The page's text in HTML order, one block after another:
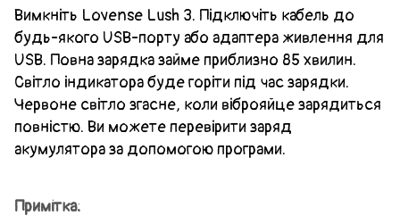
Вимкніть Lovense Lush 3. Підключіть кабель до
будь-якого USB-порту або адаптера живлення для
USB. Повна зарядка займе приблизно 85 хвилин.
Світло індикатора буде горіти під час зарядки.
Червоне світло згасне, коли віброяйце зарядиться
повністю. Ви можете перевірити заряд
акумулятора за допомогою програми.
Примітка: